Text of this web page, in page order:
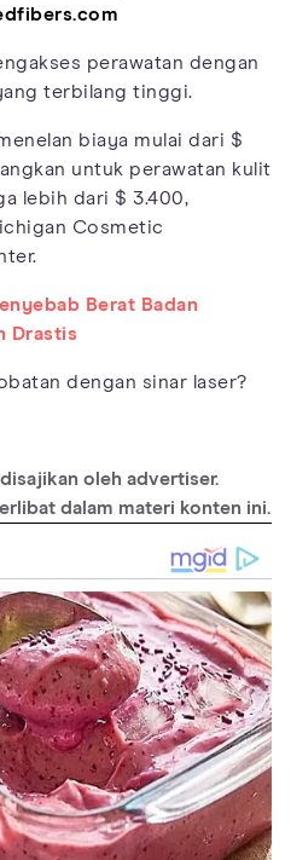
perawatan dengan
terbilang tinggi.
biaya mulai dari $
untuk perawatan kulit
lebih dari $ 3.400,
Cosmetic
Berat Badan
Drastis
dengan sinar laser?
oleh advertiser.
dalam materi konten ini.